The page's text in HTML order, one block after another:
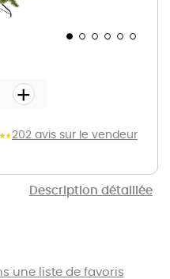
Description détaillée
202 avis sur le vendeur
+
une liste de favoris